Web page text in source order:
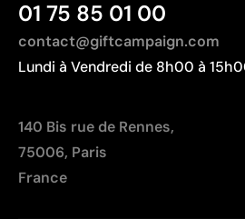
01 75 85 01 00
contact@giftcampaign.com
Lundi à Vendredi de 8h00 à
140 Bis rue de Rennes,
75006, Paris
France